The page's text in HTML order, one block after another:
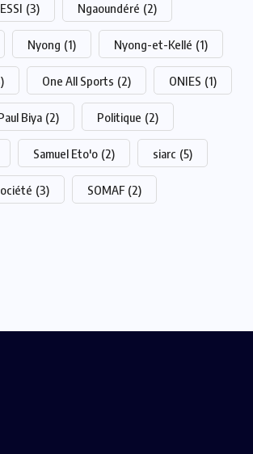
(3) Ngaoundéré (2)
Nyong (1) Nyong-et-Kellé (1)
One All Sports (2) ONIES (1)
Biya (2) Politique (2)
Samuel Eto'o (2) siarc (5)
(3) SOMAF (2)